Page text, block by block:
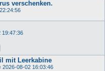
verschenken.
19:47:36
mit Leerkabine
2026-08-02 16:03:46